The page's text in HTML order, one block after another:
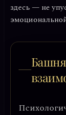
здесь — не